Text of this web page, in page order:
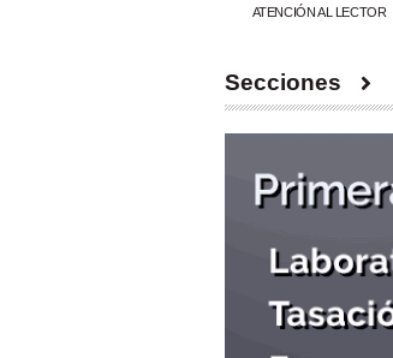
ATENCIÓN AL LECTOR
Secciones